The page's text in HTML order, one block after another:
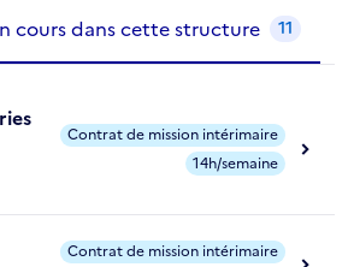
cours dans cette structure 11
Contrat de mission intérimaire
14h/semaine
Contrat de mission intérimaire